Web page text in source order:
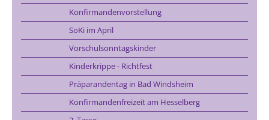
Konfirmandenvorstellung
SoKi im April
Vorschulsonntagskinder
Kinderkrippe - Richtfest
Präparandentag in Bad Windsheim
Konfirmandenfreizeit am Hesselberg